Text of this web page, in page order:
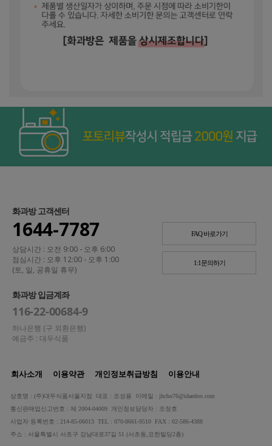
화과방 고객센터
1644-7787
상담시간 : 오전 9:00 - 오후 6:00
점심시간 : 오후 12:00 - 오후 1:00
(토, 일, 공휴일 휴무)
FAQ 바로가기
1:1문의하기
화과방 입금계좌
116-22-00684-9
하나은행 (구 외환은행)
예금주 : 대두식품
회사소개 이용약관 개인정보취급방침 이용안내
상호명 : (주)대두식품서울지점 대표 : 조성용 이메일 : jhcho76@idaedoo.com
통신판매업신고번호 : 제 2004-04009 개인정보담당자 : 조정호
사업자 등록번호 : 214-85-06013 TEL : 070-8661-9510 FAX : 02-586-4388
주소 : 서울특별시 서초구 강남대로37길 51 (서초동,요한빌딩2층)